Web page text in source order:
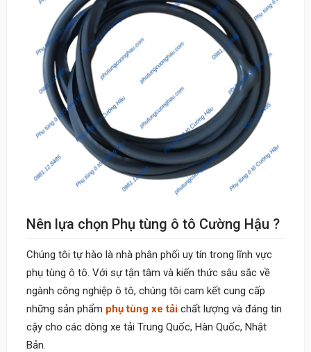
Nên lựa chọn Phụ tùng ô tô Cường Hậu ?
Chúng tôi tự hào là nhà phân phối uy tín trong lĩnh vực
phụ tùng ô tô. Với sự tận tâm và kiến thức sâu sắc về
ngành công nghiệp ô tô, chúng tôi cam kết cung cấp
những sản phẩm phụ tùng xe tải chất lượng và đáng tin
cậy cho các dòng xe tải Trung Quốc, Hàn Quốc, Nhật
Bản.